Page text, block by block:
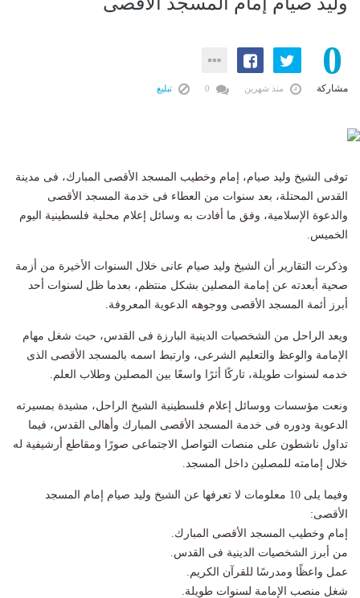
0
مشاركة منذ شهرين تبليغ
توفى الشيخ وليد صيام، إمام وخطيب المسجد الأقصى المبارك، فى مدينة
القدس المحتلة، بعد سنوات من العطاء فى خدمة المسجد الأقصى
والدعوة الإسلامية، وفق ما أفادت به وسائل إعلام محلية فلسطينية اليوم
الخميس.
وذكرت التقارير أن الشيخ وليد صيام عانى خلال السنوات الأخيرة من أزمة
صحية أبعدته عن إمامة المصلين بشكل منتظم، بعدما ظل لسنوات أحد
أبرز أئمة المسجد الأقصى ووجوهه الدعوية المعروفة.
ويعد الراحل من الشخصيات الدينية البارزة فى القدس، حيث شغل مهام
الإمامة والوعظ والتعليم الشرعى، وارتبط اسمه بالمسجد الأقصى الذى
خدمه لسنوات طويلة، تاركًا أثرًا واسعًا بين المصلين وطلاب العلم.
ونعت مؤسسات ووسائل إعلام فلسطينية الشيخ الراحل، مشيدة بمسيرته
الدعوية ودوره فى خدمة المسجد الأقصى المبارك وأهالى القدس، فيما
تداول ناشطون على منصات التواصل الاجتماعى صورًا ومقاطع أرشيفية له
خلال إمامته للمصلين داخل المسجد.
وفيما يلى 10 معلومات لا تعرفها عن الشيخ وليد صيام إمام المسجد
الأقصى:
إمام وخطيب المسجد الأقصى المبارك.
من أبرز الشخصيات الدينية فى القدس.
عمل واعظًا ومدرسًا للقرآن الكريم.
شغل منصب الإمامة لسنوات طويلة.